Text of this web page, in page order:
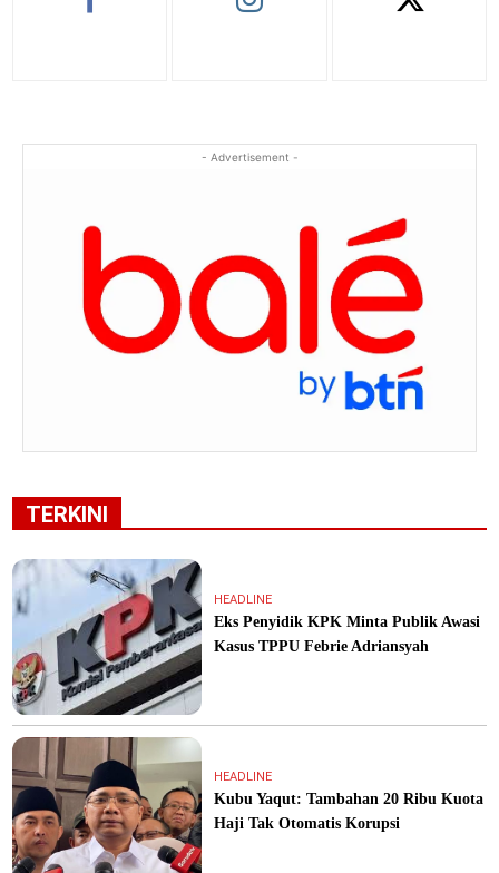
- Advertisement -
TERKINI
HEADLINE
Eks Penyidik KPK Minta Publik Awasi
Kasus TPPU Febrie Adriansyah
HEADLINE
Kubu Yaqut: Tambahan 20 Ribu Kuota
Haji Tak Otomatis Korupsi